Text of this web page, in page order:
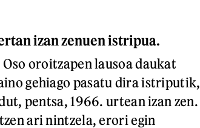
izan zenuen istripua.
oroitzapen lausoa daukat
gehiago pasatu dira istriputik,
pentsa, 1966. urtean izan zen.
ari nintzela, erori egin